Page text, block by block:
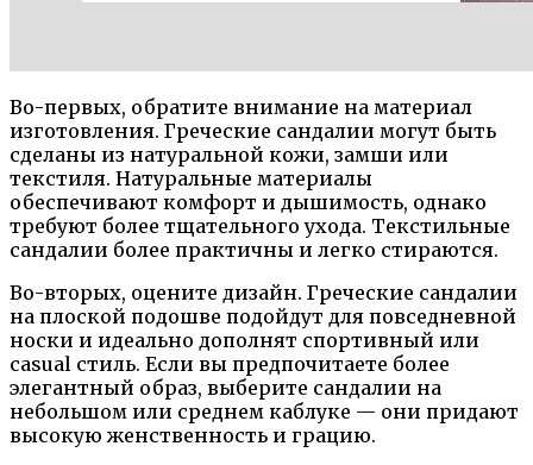
Во-первых, обратите внимание на материал
изготовления. Греческие сандалии могут быть
сделаны из натуральной кожи, замши или
текстиля. Натуральные материалы
обеспечивают комфорт и дышимость, однако
требуют более тщательного ухода. Текстильные
сандалии более практичны и легко стираются.
Во-вторых, оцените дизайн. Греческие сандалии
на плоской подошве подойдут для повседневной
носки и идеально дополнят спортивный или
casual стиль. Если вы предпочитаете более
элегантный образ, выберите сандалии на
небольшом или среднем каблуке — они придают
высокую женственность и грацию.